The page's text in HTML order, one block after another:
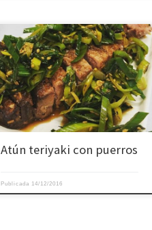
Atún teriyaki con puerros
Publicada 14/12/2016